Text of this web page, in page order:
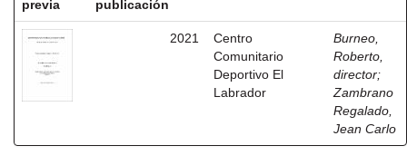
previa
publicación
2021
Centro
Comunitario
Deportivo El
Labrador
Burneo,
Roberto,
director;
Zambrano
Regalado,
Jean Carlo